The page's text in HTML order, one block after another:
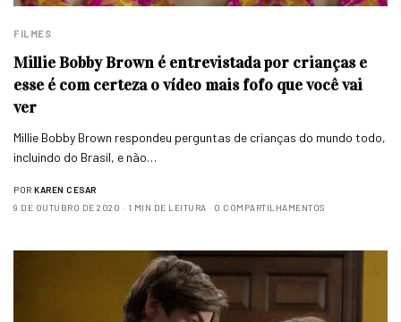
FILMES
Millie Bobby Brown é entrevistada por crianças e
esse é com certeza o vídeo mais fofo que você vai
ver
Millie Bobby Brown respondeu perguntas de crianças do mundo todo,
incluindo do Brasil, e não…
POR KAREN CESAR
9 DE OUTUBRO DE 2020
1 MIN DE LEITURA 0 COMPARTILHAMENTOS